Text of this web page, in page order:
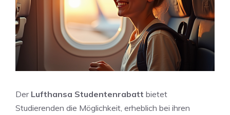
Der Lufthansa Studentenrabatt bietet
Studierenden die Möglichkeit, erheblich bei ihren